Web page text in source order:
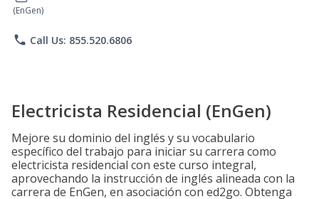
(EnGen)
phone Call Us: 855.520.6806
Electricista Residencial (EnGen)
Mejore su dominio del inglés y su vocabulario
específico del trabajo para iniciar su carrera como
electricista residencial con este curso integral,
aprovechando la instrucción de inglés alineada con la
carrera de EnGen, en asociación con ed2go. Obtenga